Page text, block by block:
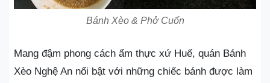
Bánh Xèo & Phở Cuốn
Mang đậm phong cách ẩm thực xứ Huế, quán Bánh
Xèo Nghệ An nổi bật với những chiếc bánh được làm